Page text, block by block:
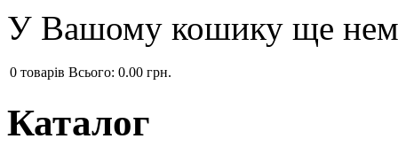
У Вашому кошику ще
0 товарів Всього: 0.00 грн.
Каталог